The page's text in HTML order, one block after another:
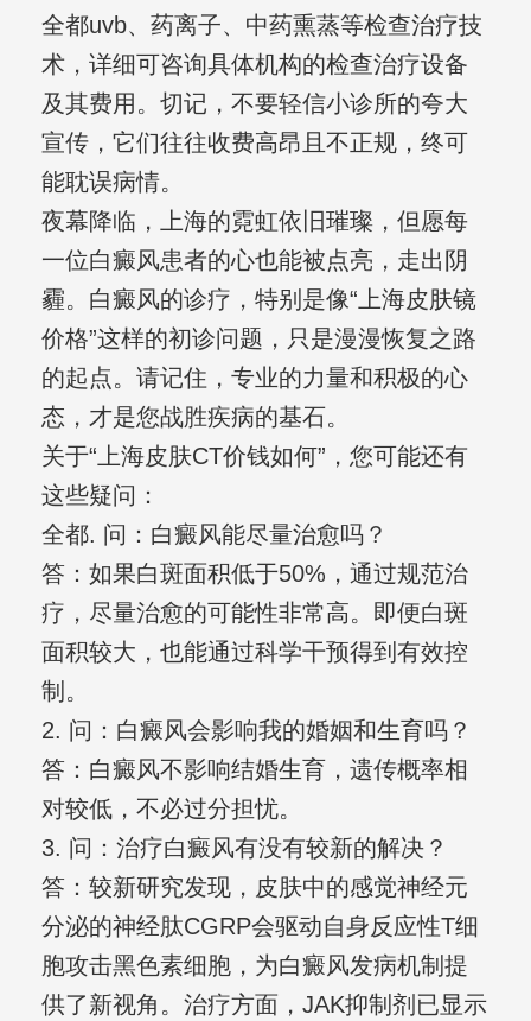
全都uvb、药离子、中药熏蒸等检查治疗技
术，详细可咨询具体机构的检查治疗设备
及其费用。切记，不要轻信小诊所的夸大
宣传，它们往往收费高昂且不正规，终可
能耽误病情。
夜幕降临，上海的霓虹依旧璀璨，但愿每
一位白癜风患者的心也能被点亮，走出阴
霾。白癜风的诊疗，特别是像“上海皮肤镜
价格”这样的初诊问题，只是漫漫恢复之路
的起点。请记住，专业的力量和积极的心
态，才是您战胜疾病的基石。
关于“上海皮肤CT价钱如何”，您可能还有
这些疑问：
全都. 问：白癜风能尽量治愈吗？
答：如果白斑面积低于50%，通过规范治
疗，尽量治愈的可能性非常高。即便白斑
面积较大，也能通过科学干预得到有效控
制。
2. 问：白癜风会影响我的婚姻和生育吗？
答：白癜风不影响结婚生育，遗传概率相
对较低，不必过分担忧。
3. 问：治疗白癜风有没有较新的解决？
答：较新研究发现，皮肤中的感觉神经元
分泌的神经肽CGRP会驱动自身反应性T细
胞攻击黑色素细胞，为白癜风发病机制提
供了新视角。治疗方面，JAK抑制剂已显示